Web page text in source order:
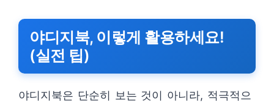
야디지북, 이렇게 활용하세요!
(실전 팁)
야디지북은 단순히 보는 것이 아니라, 적극적으